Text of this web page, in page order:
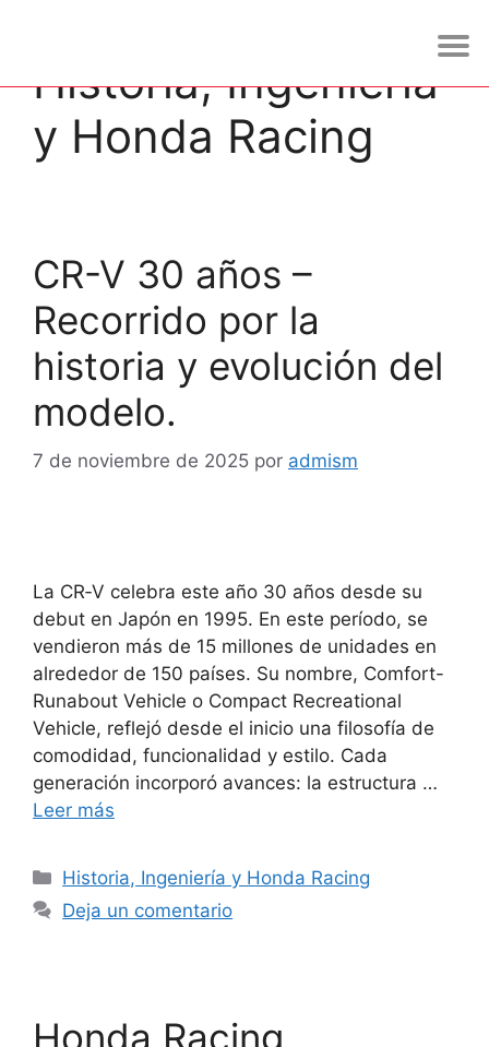
Historia, Ingeniería
y Honda Racing
CR-V 30 años –
Recorrido por la
historia y evolución del
modelo.
7 de noviembre de 2025 por admism
La CR‑V celebra este año 30 años desde su
debut en Japón en 1995. En este período, se
vendieron más de 15 millones de unidades en
alrededor de 150 países. Su nombre, Comfort-
Runabout Vehicle o Compact Recreational
Vehicle, reflejó desde el inicio una filosofía de
comodidad, funcionalidad y estilo. Cada
generación incorporó avances: la estructura …
Leer más
Historia, Ingeniería y Honda Racing
Deja un comentario
Honda Racing